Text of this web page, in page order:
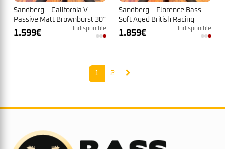
Sandberg – California V
Passive Matt Brownburst 30″
N°46489
1.599€ Indisponible
Sandberg – Florence Bass
Soft Aged British Racing
Green N°46488
1.859€ Indisponible
1 2